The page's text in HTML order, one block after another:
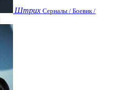
Штрих Сериалы / Боевик /